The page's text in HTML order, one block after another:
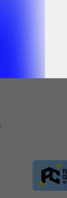
定的費用或金
買來證明廣
，也能幫助